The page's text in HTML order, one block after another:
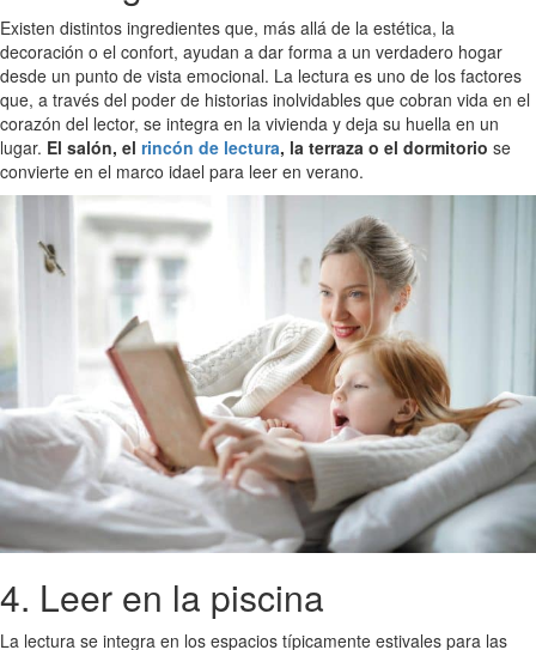
Existen distintos ingredientes que, más allá de la estética, la
decoración o el confort, ayudan a dar forma a un verdadero hogar
desde un punto de vista emocional. La lectura es uno de los factores
que, a través del poder de historias inolvidables que cobran vida en el
corazón del lector, se integra en la vivienda y deja su huella en un
lugar. El salón, el rincón de lectura, la terraza o el dormitorio se
convierte en el marco idael para leer en verano.
4. Leer en la piscina
La lectura se integra en los espacios típicamente estivales para las